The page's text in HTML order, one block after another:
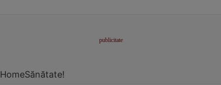
HomeSănătate!